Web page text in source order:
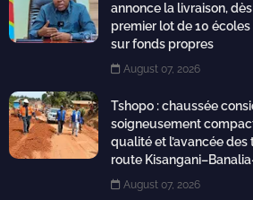
annonce la livraison,
premier lot de 10
sur fonds propres
August 07, 2026
Tshopo : chaussée
soigneusement
qualité et l’avancée des
route
August 07, 2026